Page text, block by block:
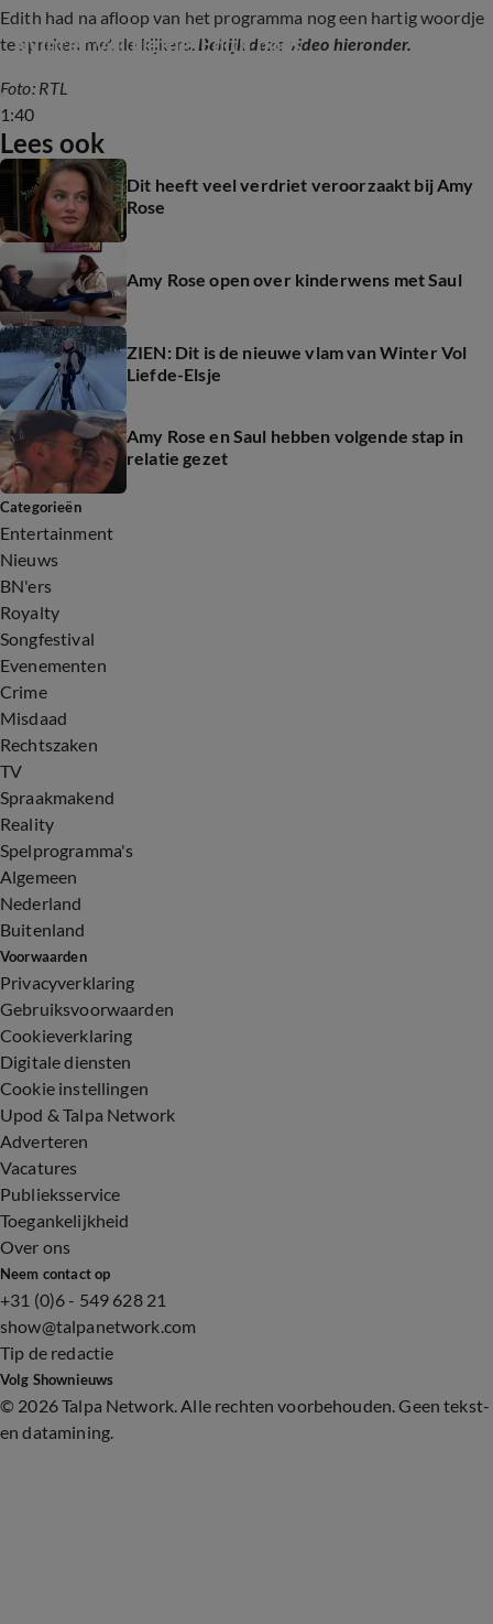
Edith had na afloop van het programma nog een hartig woordje
te spreken met de kijkers.Bekijk deze video hieronder.
1:40
Winter Vol Liefde-Edith boos
Foto: RTL
Lees ook
Dit heeft veel verdriet veroorzaakt bij Amy
Rose
Amy Rose open over kinderwens met Saul
ZIEN: Dit is de nieuwe vlam van Winter Vol
Liefde-Elsje
Amy Rose en Saul hebben volgende stap in
relatie gezet
Categorieën
Entertainment
Nieuws
BN'ers
Royalty
Songfestival
Evenementen
Crime
Misdaad
Rechtszaken
TV
Spraakmakend
Reality
Spelprogramma's
Algemeen
Nederland
Buitenland
Voorwaarden
Privacyverklaring
Gebruiksvoorwaarden
Cookieverklaring
Digitale diensten
Cookie instellingen
Upod & Talpa Network
Adverteren
Vacatures
Publieksservice
Toegankelijkheid
Over ons
Neem contact op
+31 (0)6 - 549 628 21
show@talpanetwork.com
Tip de redactie
Volg Shownieuws
© 2026 Talpa Network. Alle rechten voorbehouden. Geen tekst-
en datamining.